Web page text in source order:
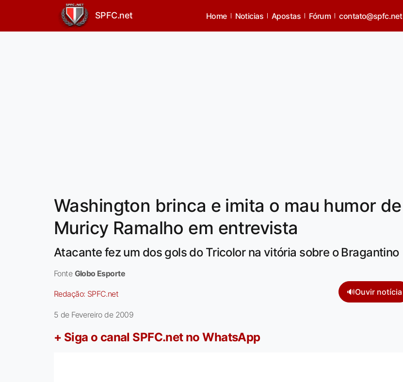
SPFC.net Home Noticias Apostas Fórum contato@spfc.net
Washington brinca e imita o mau humor de
Muricy Ramalho em entrevista
Atacante fez um dos gols do Tricolor na vitória sobre o Bragantino
Fonte Globo Esporte
Redação: SPFC.net 🔊Ouvir notícia
5 de Fevereiro de 2009
+ Siga o canal SPFC.net no WhatsApp